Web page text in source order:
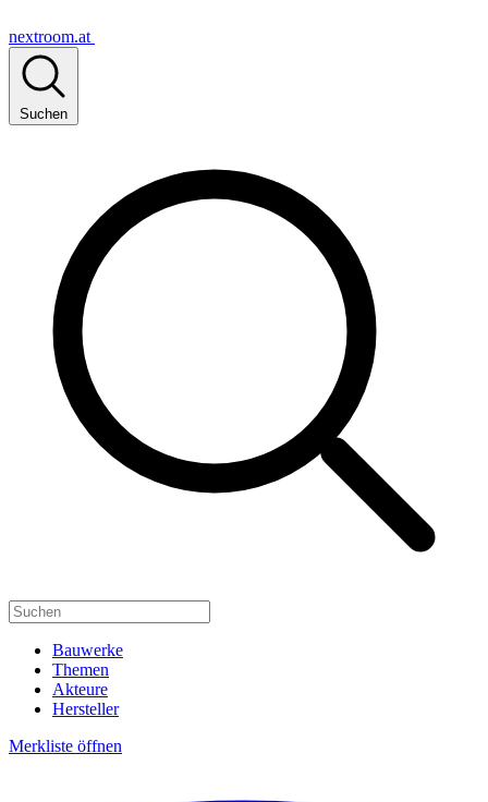
nextroom.at
Suchen
Bauwerke
Themen
Akteure
Hersteller
Merkliste öffnen